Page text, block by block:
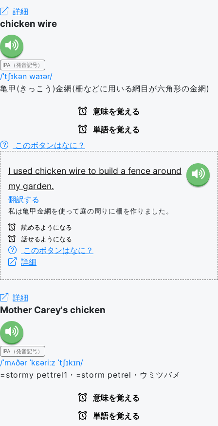
詳細
chicken wire
IPA（発音記号）
/ˈtʃɪkən waɪər/
亀甲(きっこう)金網(柵などに用いる網目が六角形の金網)
意味を覚える
単語を覚える
このボタンはなに？
I used chicken wire to build a fence around
my garden.
翻訳する
私は亀甲金網を使って庭の周りに柵を作りました。
読めるようになる
話せるようになる
このボタンはなに？
詳細
詳細
Mother Carey's chicken
IPA（発音記号）
/ˈmʌðər ˈkɛəriːz ˈtʃɪkɪn/
=stormy pettrel1・=storm petrel・ウミツバメ
意味を覚える
単語を覚える